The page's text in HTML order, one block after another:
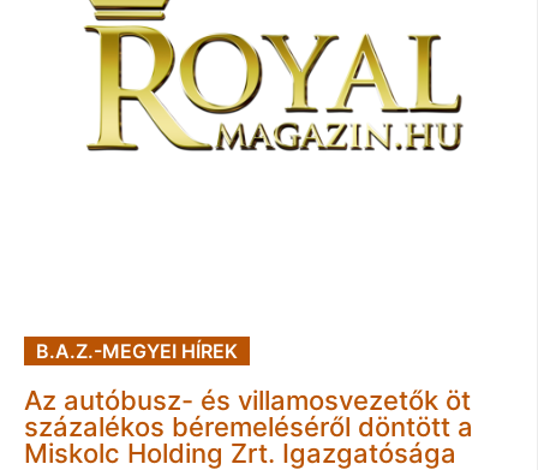
B.A.Z.-MEGYEI HÍREK
Az autóbusz- és villamosvezetők öt
százalékos béremeléséről döntött a
Miskolc Holding Zrt. Igazgatósága